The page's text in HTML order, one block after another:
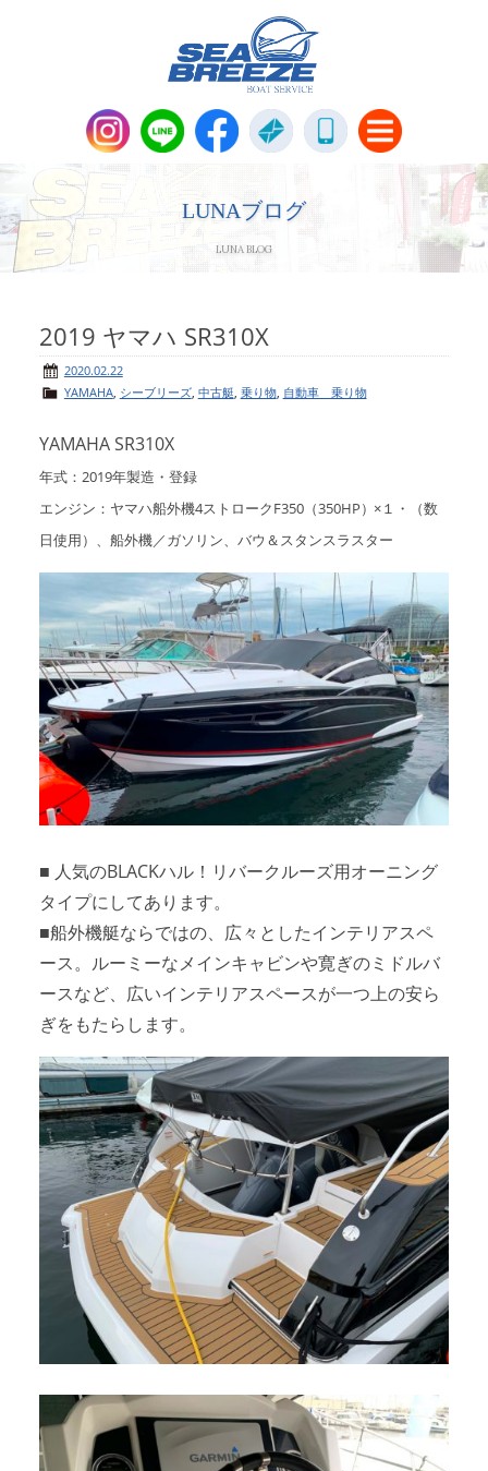
Boat Sales
新艇・中古艇情報
メンテナンス
パーツ販売・アパレル商品
News & Topics
ニュース＆トピックス
Contact us
Links
リンク
LUNAブログ
LUNA BLOG
2019 ヤマハ SR310X
2020.02.22
YAMAHA, シーブリーズ, 中古艇 乗り物, 自動車 乗り物
YAMAHA SR310X
年式：2019年製造・登録
エンジン：ヤマハ船外機4ストロークF350（350HP）×１・（数
日使用）、船外機／ガソリン、バウ＆スタンスラスター
■ 人気のBLACKハル！リバークルーズ用オーニング
タイプにしてあります。
■船外機艇ならではの、広々としたインテリアスペ
ース。ルーミーなメインキャビンや寛ぎのミドルバ
ースなど、広いインテリアスペースが一つ上の安ら
ぎをもたらします。